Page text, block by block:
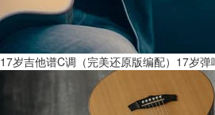
17岁吉他谱C调（完美还原版编配）17岁弹